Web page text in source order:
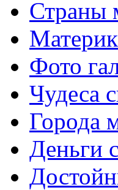
Страны
Фото
Чудеса
Города
Деньги